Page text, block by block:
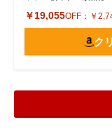
￥19,055OFF： ￥
ク